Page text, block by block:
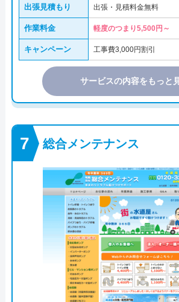
出張見積もり 出張・見積料金無料
作業料金 軽度のつまり5,500円～
キャンペーン 工事費3,000円割引
サービスの内容をもっと
総合メンテナンス